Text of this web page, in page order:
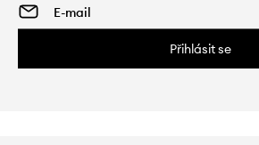
Přihlásit se